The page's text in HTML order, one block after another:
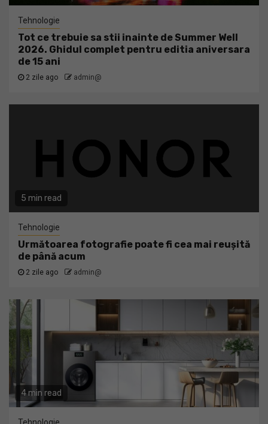
Tehnologie
Tot ce trebuie sa stii inainte de Summer Well
2026. Ghidul complet pentru editia aniversara
de 15 ani
2 zile ago admin@
5 min read
Tehnologie
Următoarea fotografie poate fi cea mai reușită
de până acum
2 zile ago admin@
4 min read